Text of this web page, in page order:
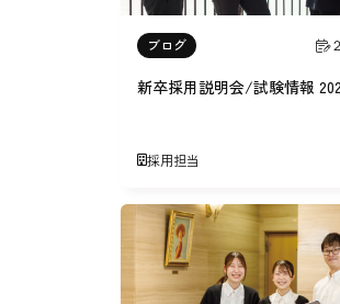
ブログ
新卒採用説明会/試験情報
採用担当